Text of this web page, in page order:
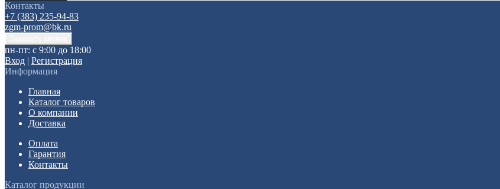
Контакты
+7 (383) 235-94-83
zgm-prom@bk.ru
пн-пт: с 9:00 до 18:00
Вход | Регистрация
Информация
Главная
Каталог товаров
О компании
Доставка
Оплата
Гарантия
Контакты
Каталог продукции